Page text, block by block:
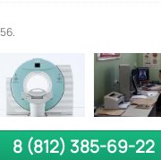
8 (812) 385-69-22